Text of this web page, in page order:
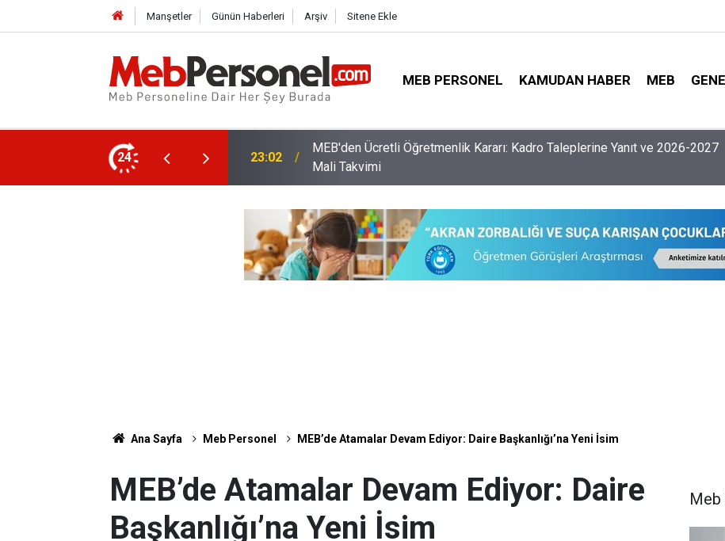
Manşetler Günün Haberleri Arşiv Sitene Ekle
MEB PERSONEL KAMUDAN HABER MEB
24
Kadro Taleplerine Yanıt ve 2026-2027
22:32 Öğretmenlerin Özür Grubu İller Arası Muhtemel İl Emri Atama Tarihleri
Ana Sayfa Meb Personel MEB’de Atamalar Devam Ediyor: Daire Başkanlığı’na Yeni İsim
MEB’de Atamalar Devam Ediyor: Daire
Başkanlığı’na Yeni İsim
Meb